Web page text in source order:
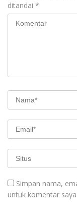
ditandai *
Simpan nama,
untuk komentar